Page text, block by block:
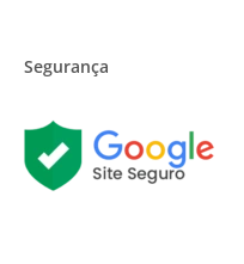
Segurança